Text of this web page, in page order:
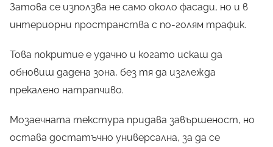
Затова се използва не само около фасади, но и в
интериорни пространства с по-голям трафик.
Това покритие е удачно и когато искаш да
обновиш дадена зона, без тя да изглежда
прекалено натрапчиво.
Мозаечната текстура придава завършеност, но
остава достатъчно универсална, за да се